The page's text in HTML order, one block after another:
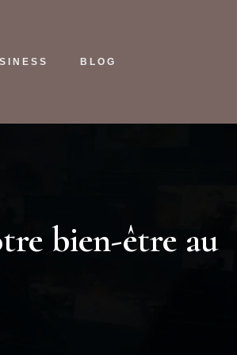
BLOG
bien-être au